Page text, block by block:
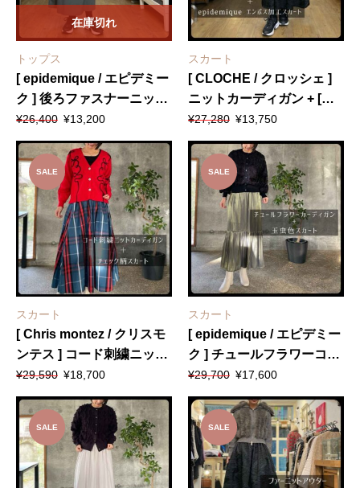
トップス
[ epidemique / エピデミー
ク ] 後ろファスナーニット
ソー + [ CLOCHE / クロッ
シェ ] 前後着用ジャンパー
スカート
¥26,400
元
価
格
は
¥26,400
で
し
た。
¥13,200
現
の
価
格
は
¥13,200
で
す。
在庫切れ
スカート
[ CLOCHE / クロッシェ ]
ニットカーディガン + [
epidemique / エピデミー
ク ] エンボス加工スカート
¥27,280
元
価
格
は
¥27,280
で
し
た。
¥13,750
現
の
価
格
は
¥13,750
で
す。
スカート
[ Chris montez / クリスモ
ンテス ] コード刺繍ニット
カーディガン + [ CLOCHE
/ クロッシェ ] 形状記憶素
材チェック柄スカート
¥29,590
元
価
格
は
¥29,590
で
し
¥18,700
現
の
価
格
は
¥18,700
で
SALE
スカート
[ epidemique / エピデミー
ク ] チュールフラワーコー
ドニットカーディガン + [
Le’s Ageu / レ・アージュ ]
玉虫色スカート
¥29,700
元
価
格
は
¥29,700
で
し
¥17,600
現
の
価
格
は
¥17,600
で
SALE
SALE SALE